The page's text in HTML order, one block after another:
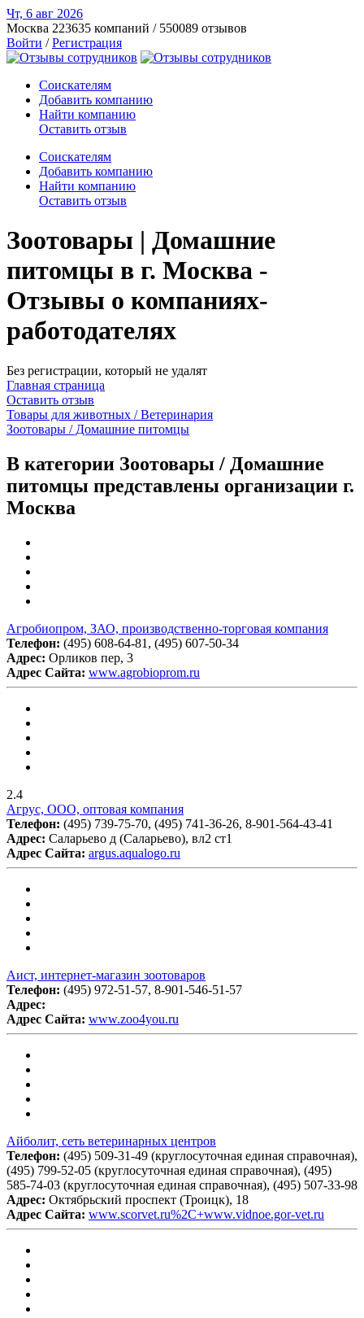
Чт, 6 авг 2026
Москва 223635 компаний / 550089 отзывов
Войти /Регистрация
Соискателям
Добавить компанию
Найти компанию
Оставить отзыв
Соискателям
Добавить компанию
Найти компанию
Оставить отзыв
Зоотовары | Домашние
питомцы в г. Москва -
Отзывы о компаниях-
работодателях
Без регистрации, который не удалят
Главная страница
Оставить отзыв
Товары для животных / Ветеринария
Зоотовары / Домашние питомцы
В категории Зоотовары / Домашние
питомцы представлены организации г.
Москва
Агробиопром, ЗАО, производственно-торговая компания
Телефон: (495) 608-64-81, (495) 607-50-34
Адрес: Орликов пер, 3
Адрес Сайта: www.agrobioprom.ru
2.4
Агрус, ООО, оптовая компания
Телефон: (495) 739-75-70, (495) 741-36-26, 8-901-564-43-41
Адрес: Саларьево д (Саларьево), вл2 ст1
Адрес Сайта: argus.aqualogo.ru
Аист, интернет-магазин зоотоваров
Телефон: (495) 972-51-57, 8-901-546-51-57
Адрес:
Адрес Сайта: www.zoo4you.ru
Айболит, сеть ветеринарных центров
Телефон: (495) 509-31-49 (круглосуточная единая справочная),
(495) 799-52-05 (круглосуточная единая справочная), (495)
585-74-03 (круглосуточная единая справочная), (495) 507-33-98
Адрес: Октябрьский проспект (Троицк), 18
Адрес Сайта: www.scorvet.ru%2C+www.vidnoe.gor-vet.ru